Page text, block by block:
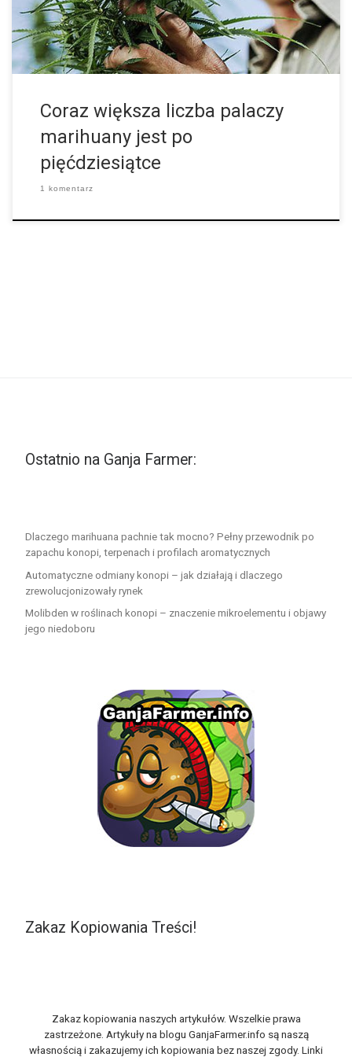
osiągnęła już wiek pięćdziesięciu lat i wygląda na to, że odkryła
dla […]
Coraz większa liczba palaczy
marihuany jest po
pięćdziesiątce
1 komentarz
Ostatnio na Ganja Farmer:
Dlaczego marihuana pachnie tak mocno? Pełny przewodnik po
zapachu konopi, terpenach i profilach aromatycznych
Automatyczne odmiany konopi – jak działają i dlaczego
zrewolucjonizowały rynek
Molibden w roślinach konopi – znaczenie mikroelementu i objawy
jego niedoboru
Zakaz Kopiowania Treści!
Zakaz kopiowania naszych artykułów. Wszelkie prawa
zastrzeżone. Artykuły na blogu GanjaFarmer.info są naszą
własnością i zakazujemy ich kopiowania bez naszej zgody. Linki